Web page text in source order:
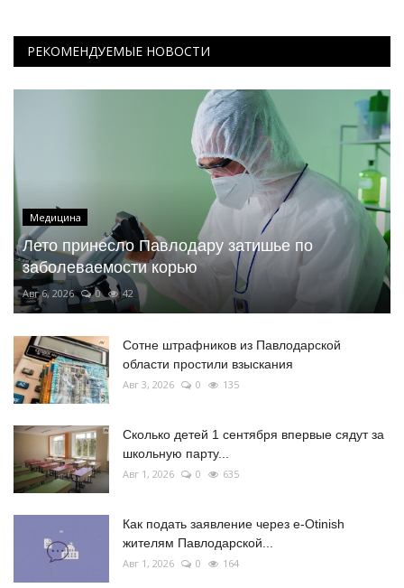
РЕКОМЕНДУЕМЫЕ НОВОСТИ
Медицина
Лето принесло Павлодару затишье по
заболеваемости корью
Авг 6, 2026 0 42
Сотне штрафников из Павлодарской
области простили взыскания
Авг 3, 2026 0 135
Сколько детей 1 сентября впервые сядут за
школьную парту...
Авг 1, 2026 0 635
Как подать заявление через e-Otinish
жителям Павлодарской...
Авг 1, 2026 0 164